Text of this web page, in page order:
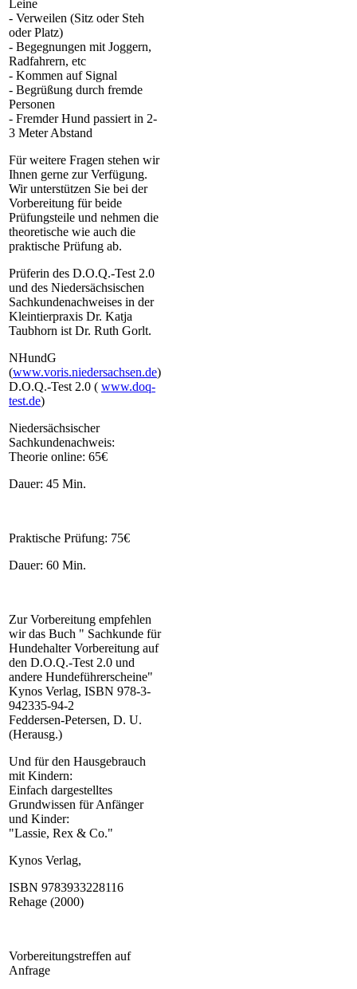
Leine
- Verweilen (Sitz oder Steh
oder Platz)
- Begegnungen mit Joggern,
Radfahrern, etc
- Kommen auf Signal
- Begrüßung durch fremde
Personen
- Fremder Hund passiert in 2-
3 Meter Abstand
Für weitere Fragen stehen wir
Ihnen gerne zur Verfügung.
Wir unterstützen Sie bei der
Vorbereitung für beide
Prüfungsteile und nehmen die
theoretische wie auch die
praktische Prüfung ab.
Prüferin des D.O.Q.-Test 2.0
und des Niedersächsischen
Sachkundenachweises in der
Kleintierpraxis Dr. Katja
Taubhorn ist Dr. Ruth Gorlt.
NHundG
(www.voris.niedersachsen.de)
D.O.Q.-Test 2.0 ( www.doq-
test.de)
Niedersächsischer
Sachkundenachweis:
Theorie online: 65€
Dauer: 45 Min.
Praktische Prüfung: 75€
Dauer: 60 Min.
Zur Vorbereitung empfehlen
wir das Buch " Sachkunde für
Hundehalter Vorbereitung auf
den D.O.Q.-Test 2.0 und
andere Hundeführerscheine"
Kynos Verlag, ISBN 978-3-
942335-94-2
Feddersen-Petersen, D. U.
(Herausg.)
Und für den Hausgebrauch
mit Kindern:
Einfach dargestelltes
Grundwissen für Anfänger
und Kinder:
"Lassie, Rex & Co."
Kynos Verlag,
ISBN 9783933228116
Rehage (2000)
Vorbereitungstreffen auf
Anfrage